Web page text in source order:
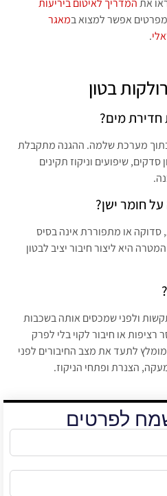
אתהמדריך לאיטום ביריעות
אפשר למצוא במאגר
.
בטון
מים?
מערכת שלמה. ההגנה מתקבלת
שיפועים וניקוז תקינים
חומר ישן?
או מתפוררת אינה בסיס
היא ליצור חיבור יציב לבטון
ולפני שמכסים אותה בשכבות
או חיבור לקוי בלי לפרק
לתעד את מצב החיבורים לפני
הצנרת ופתחי הניקוז.
לפרטים